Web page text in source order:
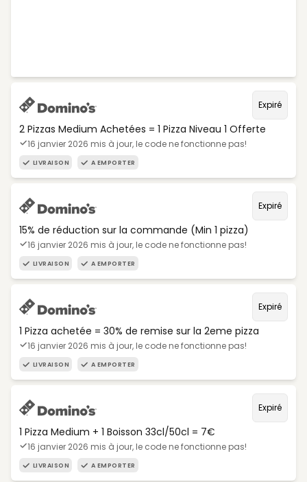
Expiré
2 Pizzas Medium Achetées = 1 Pizza Niveau 1 Offerte
16 janvier 2026 mis à jour, le code ne fonctionne pas!
LIVRAISON A EMPORTER
Expiré
15% de réduction sur la commande (Min 1 pizza)
16 janvier 2026 mis à jour, le code ne fonctionne pas!
LIVRAISON A EMPORTER
Expiré
1 Pizza achetée = 30% de remise sur la 2eme pizza
16 janvier 2026 mis à jour, le code ne fonctionne pas!
LIVRAISON A EMPORTER
Expiré
1 Pizza Medium + 1 Boisson 33cl/50cl = 7€
16 janvier 2026 mis à jour, le code ne fonctionne pas!
LIVRAISON A EMPORTER